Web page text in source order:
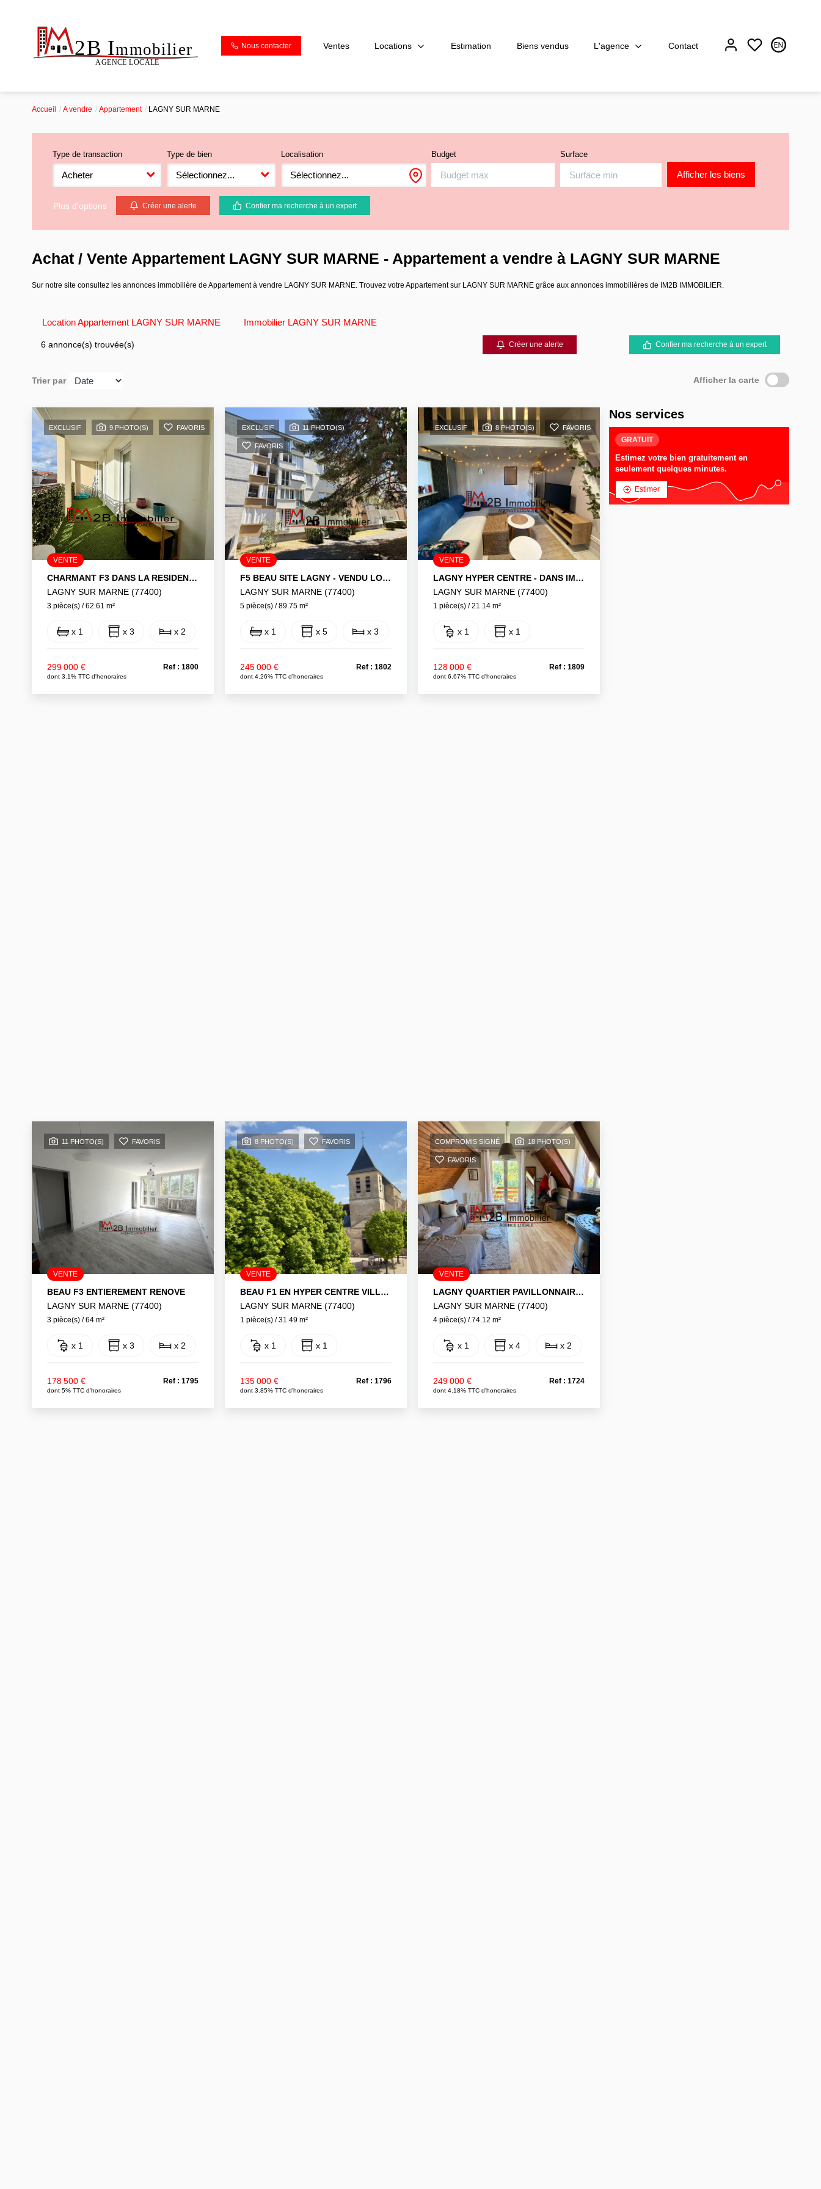
Nous contacter Ventes Locations Estimation Biens vendus L'agence Contact
Accueil A vendre Appartement LAGNY SUR MARNE
Type de transaction
Acheter
Type de bien
Sélectionnez...
Localisation
Sélectionnez...
Budget Surface
Plus d'options Créer une alerte Confier ma recherche à un expert
Achat / Vente Appartement LAGNY SUR MARNE - Appartement a vendre à LAGNY SUR MARNE
Sur notre site consultez les annonces immobilière de Appartement à vendre LAGNY SUR MARNE. Trouvez votre Appartement sur LAGNY SUR MARNE grâce aux annonces immobilières de IM2B IMMOBILIER.
Location Appartement LAGNY SUR MARNE Immobilier LAGNY SUR MARNE
6 annonce(s) trouvée(s) Créer une alerte Confier ma recherche à un expert
Trier par Afficher la carte
EXCLUSIF 9 PHOTO(S) FAVORIS
VENTE
CHARMANT F3 DANS LA RESIDENCE LE CARRE BALZAC
LAGNY SUR MARNE (77400)
3 pièce(s) / 62.61 m²
x 1 x 3 x 2
299 000 €
dont 3.1% TTC d'honoraires
Ref : 1800
EXCLUSIF 11 PHOTO(S)
FAVORIS
VENTE
F5 BEAU SITE LAGNY - VENDU LOUE
LAGNY SUR MARNE (77400)
5 pièce(s) / 89.75 m²
x 1 x 5 x 3
245 000 €
dont 4.26% TTC d'honoraires
Ref : 1802
EXCLUSIF 8 PHOTO(S) FAVORIS
VENTE
LAGNY HYPER CENTRE - DANS IMMEUBLE AU CALME
LAGNY SUR MARNE (77400)
1 pièce(s) / 21.14 m²
x 1 x 1
128 000 €
dont 6.67% TTC d'honoraires
Ref : 1809
11 PHOTO(S) FAVORIS
VENTE
BEAU F3 ENTIEREMENT RENOVE
LAGNY SUR MARNE (77400)
3 pièce(s) / 64 m²
x 1 x 3 x 2
178 500 €
dont 5% TTC d'honoraires
Ref : 1795
8 PHOTO(S) FAVORIS
VENTE
BEAU F1 EN HYPER CENTRE VILLE LAGNY
LAGNY SUR MARNE (77400)
1 pièce(s) / 31.49 m²
x 1 x 1
135 000 €
dont 3.85% TTC d'honoraires
Ref : 1796
COMPROMIS SIGNÉ 18 PHOTO(S)
FAVORIS
VENTE
LAGNY QUARTIER PAVILLONNAIRE - BEAU F4
LAGNY SUR MARNE (77400)
4 pièce(s) / 74.12 m²
x 1 x 4 x 2
249 000 €
dont 4.18% TTC d'honoraires
Ref : 1724
Nos services
GRATUIT
Estimez votre bien gratuitement en
seulement quelques minutes.
Estimer